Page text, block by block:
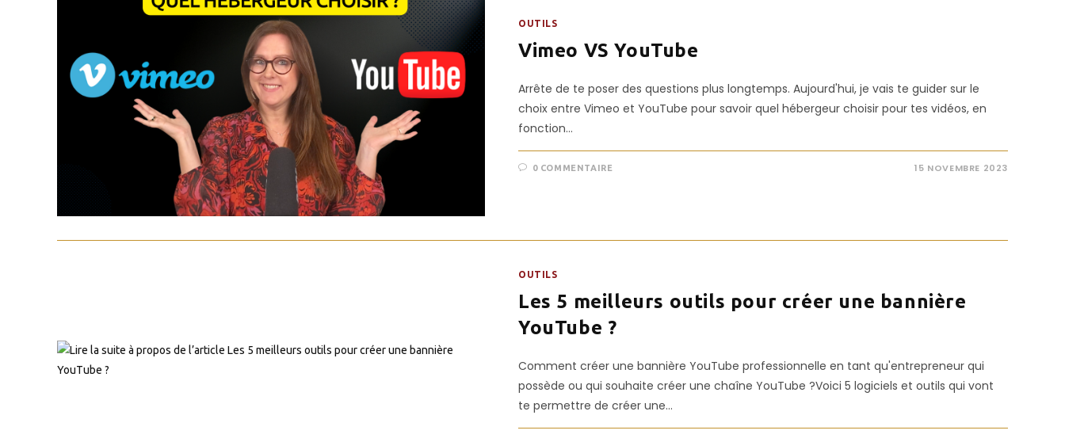
OUTILS
Vimeo VS YouTube
Arrête de te poser des questions plus longtemps. Aujourd'hui, je vais te guider sur le
choix entre Vimeo et YouTube pour savoir quel hébergeur choisir pour tes vidéos, en
fonction…
0 COMMENTAIRE 15 NOVEMBRE 2023
OUTILS
Les 5 meilleurs outils pour créer une bannière
YouTube ?
Comment créer une bannière YouTube professionnelle en tant qu'entrepreneur qui
possède ou qui souhaite créer une chaîne YouTube ?Voici 5 logiciels et outils qui vont
te permettre de créer une…